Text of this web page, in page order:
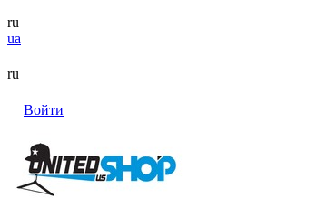
ru
ua
ru
Войти